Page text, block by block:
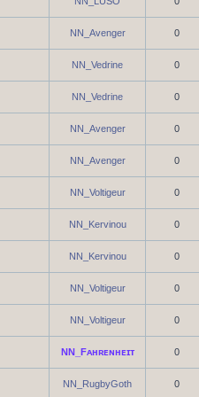
NN_Avenger 0
NN_Vedrine 0
NN_Vedrine 0
NN_Avenger 0
NN_Avenger 0
NN_Voltigeur 0
NN_Kervinou 0
NN_Kervinou 0
NN_Voltigeur 0
NN_Voltigeur 0
NN_Fᴀʜʀᴇɴʜᴇɪᴛ 0
NN_RugbyGoth 0